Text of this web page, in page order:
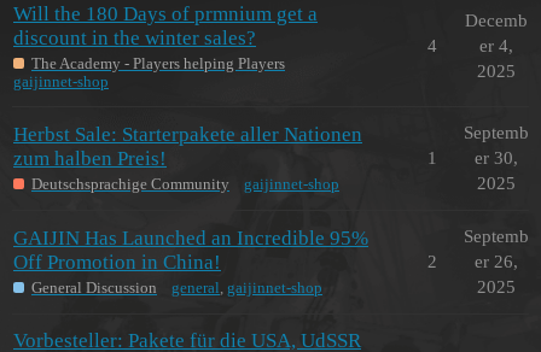
Will the 180 Days of prmnium get a
discount in the winter sales?
The Academy - Players helping Players
gaijinnet-shop
4
Decemb
er 4,
2025
Herbst Sale: Starterpakete aller Nationen
zum halben Preis!
Deutschsprachige Community gaijinnet-shop
1
Septemb
er 30,
2025
GAIJIN Has Launched an Incredible 95%
Off Promotion in China!
General Discussion general, gaijinnet-shop
2
Septemb
er 26,
2025
Vorbesteller: Pakete für die USA, UdSSR